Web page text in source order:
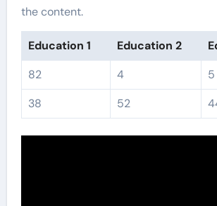
the content.
Education 1 Education 2
82
4
5
38
52